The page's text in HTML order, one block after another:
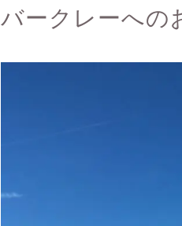
バークレーへの